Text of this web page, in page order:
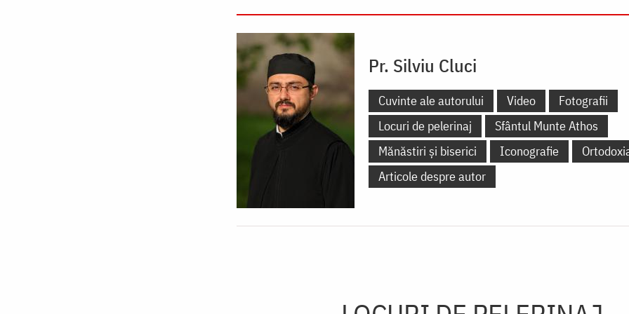
Pr. Silviu Cluci
Cuvinte ale autorului Video
Fotografii
Locuri de pelerinaj
Sfântul Munte Athos
Mănăstiri și biserici
Iconografie
Articole despre autor